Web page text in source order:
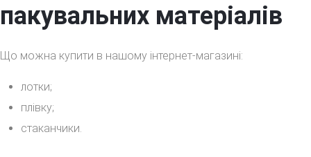
пакувальних матеріалів
Що можна купити в нашому інтернет-магазині:
лотки;
плівку;
стаканчики.